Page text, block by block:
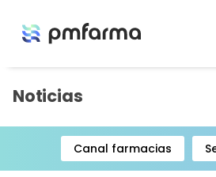
Noticias
Canal farmacias
Item